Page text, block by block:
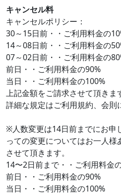
キャンセル料
キャンセルポリシー：
30～15日前・・ご利用料金の
14～08日前・・ご利用料金の
07～02日前・・ご利用料金の
前日・・ご利用料金の90%
当日・・ご利用料金の100%
上記金額をご請求させて頂きま
詳細な規定はご利用規約、会則
※人数変更は14日前までにお申
っての変更についてはお一人
させて頂きます。
14〜2日前まで・・ご利用料金
前日・・ご利用料金の90%
当日・・ご利用料金の100%